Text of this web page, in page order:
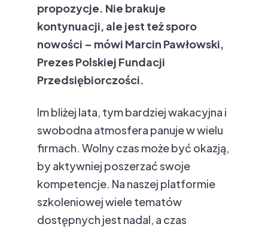
propozycje. Nie brakuje
kontynuacji, ale jest też sporo
nowości – mówi Marcin Pawłowski,
Prezes Polskiej Fundacji
Przedsiębiorczości.
Im bliżej lata, tym bardziej wakacyjna i
swobodna atmosfera panuje w wielu
firmach. Wolny czas może być okazją,
by aktywniej poszerzać swoje
kompetencje. Na naszej platformie
szkoleniowej wiele tematów
dostępnych jest nadal, a czas